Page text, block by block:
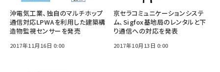
沖電気工業、独自のマルチホップ
通信対応LPWAを利用した建築構
造物監視センサーを発売
2017年11月16日 0:00
京セラコミュニケーションシステ
ム、Sigfox基地局のレンタルと下
り通信への対応を発表
2017年10月13日 0:00